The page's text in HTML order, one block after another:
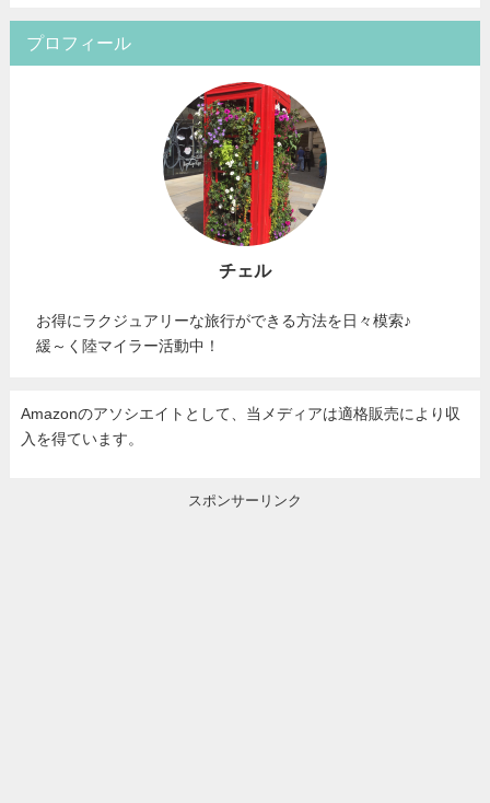
プロフィール
チェル
お得にラクジュアリーな旅行ができる方法を日々模索♪
緩～く陸マイラー活動中！
Amazonのアソシエイトとして、当メディアは適格販売により収
入を得ています。
スポンサーリンク